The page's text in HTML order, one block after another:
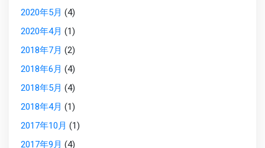
2020年5月 (4)
2020年4月 (1)
2018年7月 (2)
2018年6月 (4)
2018年5月 (4)
2018年4月 (1)
2017年10月 (1)
2017年9月 (4)